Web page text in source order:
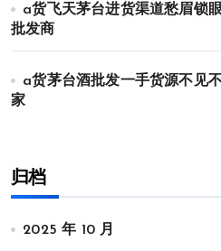
a货飞天茅台进货渠道愁眉锁
批发商
a货茅台酒批发一手货源不见
家
归档
2025 年 10 月